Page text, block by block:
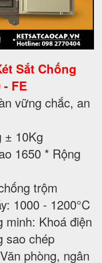
Sắt Chống
- FE
vững chắc, an
± 10Kg
1650 * Rộng
trộm
1000 - 1200°C
minh: Khoá điện
sao chép
phòng, ngân